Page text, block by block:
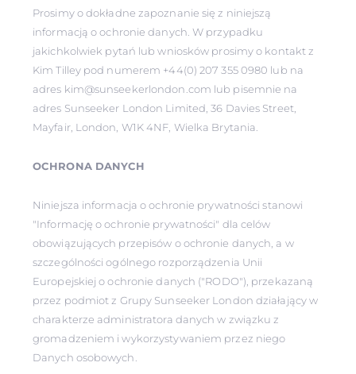
Prosimy o dokładne zapoznanie się z niniejszą
informacją o ochronie danych. W przypadku
jakichkolwiek pytań lub wniosków prosimy o kontakt z
Kim Tilley pod numerem +44(0) 207 355 0980 lub na
adres kim@sunseekerlondon.com lub pisemnie na
adres Sunseeker London Limited, 36 Davies Street,
Mayfair, London, W1K 4NF, Wielka Brytania.
OCHRONA DANYCH
Niniejsza informacja o ochronie prywatności stanowi
"Informację o ochronie prywatności" dla celów
obowiązujących przepisów o ochronie danych, a w
szczególności ogólnego rozporządzenia Unii
Europejskiej o ochronie danych ("RODO"), przekazaną
przez podmiot z Grupy Sunseeker London działający w
charakterze administratora danych w związku z
gromadzeniem i wykorzystywaniem przez niego
Danych osobowych.